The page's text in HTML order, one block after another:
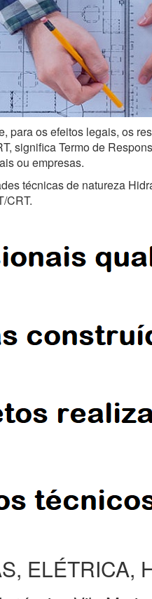
para os efeitos legais, os
significa Termo de
ou empresas.
técnicas de natureza
CRT.
ELÉTRICA,